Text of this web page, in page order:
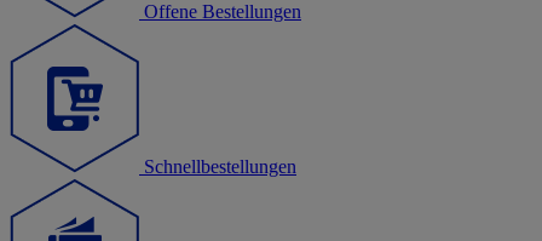
Offene Bestellungen
Schnellbestellungen